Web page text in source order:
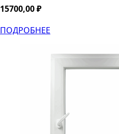
15700,00₽
ПОДРОБНЕЕ